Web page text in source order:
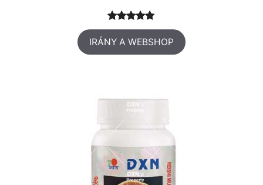
Értékelés
5.00az 5-
ből,
2
IRÁNY A WEBSHOP